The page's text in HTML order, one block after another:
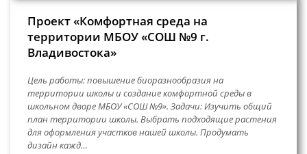
Проект «Комфортная среда на
территории МБОУ «СОШ №9 г.
Владивостока»
Цель работы: повышение биоразнообразия на
территории школы и создание комфортной среды в
школьном дворе МБОУ «СОШ №9». Задачи: Изучить общий
план территории школы. Выбрать подходящие растения
для оформления участков нашей школы. Продумать
дизайн кажд…